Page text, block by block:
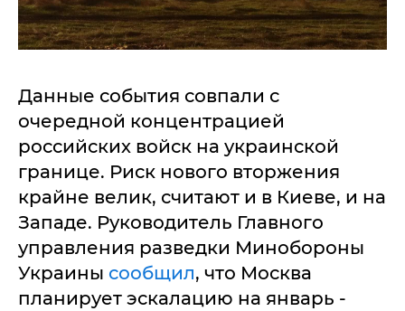
Данные события совпали с
очередной концентрацией
российских войск на украинской
границе. Риск нового вторжения
крайне велик, считают и в Киеве, и на
Западе. Руководитель Главного
управления разведки Минобороны
Украины сообщил, что Москва
планирует эскалацию на январь -